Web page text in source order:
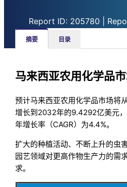
Report ID: 205780 |
摘要 目录
马来西亚农用化学品市
预计马来西亚农用化学品市场将
增长到2032年的9.4292亿美元
年增长率（CAGR）为4.4%。
扩大的种植活动、不断上升的虫
园艺领域对更高作物生产力的需
求。